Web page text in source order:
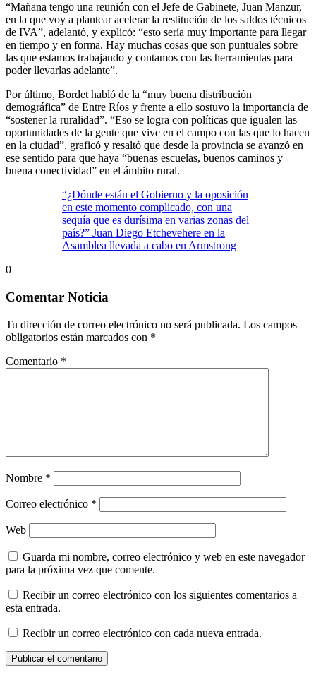
“Mañana tengo una reunión con el Jefe de Gabinete, Juan Manzur,
en la que voy a plantear acelerar la restitución de los saldos técnicos
de IVA”, adelantó, y explicó: “esto sería muy importante para llegar
en tiempo y en forma. Hay muchas cosas que son puntuales sobre
las que estamos trabajando y contamos con las herramientas para
poder llevarlas adelante”.
Por último, Bordet habló de la “muy buena distribución
demográfica” de Entre Ríos y frente a ello sostuvo la importancia de
“sostener la ruralidad”. “Eso se logra con políticas que igualen las
oportunidades de la gente que vive en el campo con las que lo hacen
en la ciudad”, graficó y resaltó que desde la provincia se avanzó en
ese sentido para que haya “buenas escuelas, buenos caminos y
buena conectividad” en el ámbito rural.
“¿Dónde están el Gobierno y la oposición
en este momento complicado, con una
sequía que es durísima en varias zonas del
país?” Juan Diego Etchevehere en la
Asamblea llevada a cabo en Armstrong
0
Comentar Noticia
Tu dirección de correo electrónico no será publicada. Los campos
obligatorios están marcados con *
Comentario *
Nombre *
Correo electrónico *
Web
Guarda mi nombre, correo electrónico y web en este navegador
para la próxima vez que comente.
Recibir un correo electrónico con los siguientes comentarios a
esta entrada.
Recibir un correo electrónico con cada nueva entrada.